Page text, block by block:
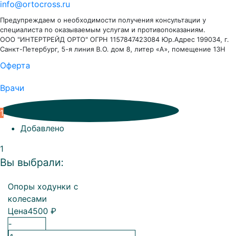
info@ortocross.ru
Предупреждаем о необходимости получения консультации у
специалиста по оказываемым услугам и противопоказаниям.
ООО "ИНТЕРТРЕЙД ОРТО" ОГРН 1157847423084 Юр.Адрес 199034, г.
Санкт-Петербург, 5-я линия В.О. дом 8, литер «А», помещение 13Н
Оферта
Врачи
1
Добавлено
1
Вы выбрали:
Опоры ходунки с
колесами
Цена4500 ₽
-